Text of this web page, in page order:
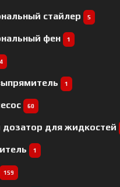
cтайлер 5
фен 1
1
60
дозатор для жидкостей
1
159